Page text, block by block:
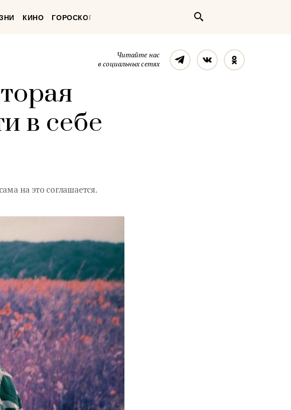
КИНО ГОРОСКОП
Читайте нас
в социальных сетях
ТелеграмВконтакте
в себе
на это соглашается.